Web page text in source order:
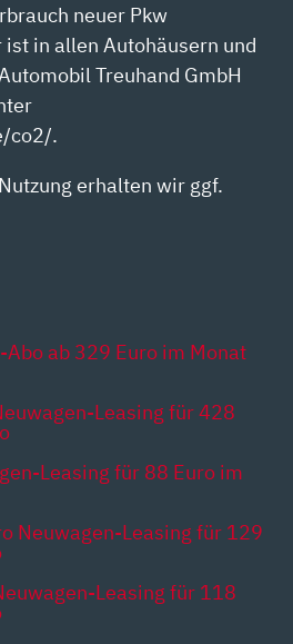
neuer Pkw
in allen Autohäusern und
Treuhand GmbH
co2/.
erhalten wir ggf.
ab 329 Euro im Monat
Leasing für 428
Leasing für 88 Euro im
Neuwagen-Leasing für 129
Leasing für 118